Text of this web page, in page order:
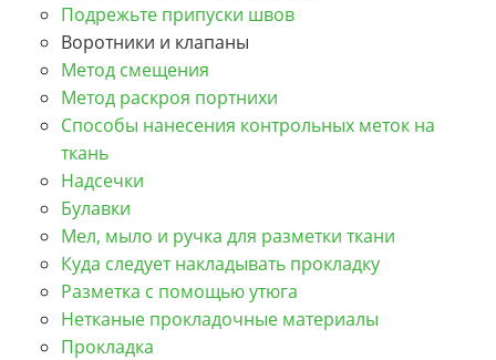
Подрежьте припуски швов
Воротники и клапаны
Метод смещения
Метод раскроя портнихи
Способы нанесения контрольных меток на
ткань
Надсечки
Булавки
Мел, мыло и ручка для разметки ткани
Куда следует накладывать прокладку
Разметка с помощью утюга
Нетканые прокладочные материалы
Прокладка